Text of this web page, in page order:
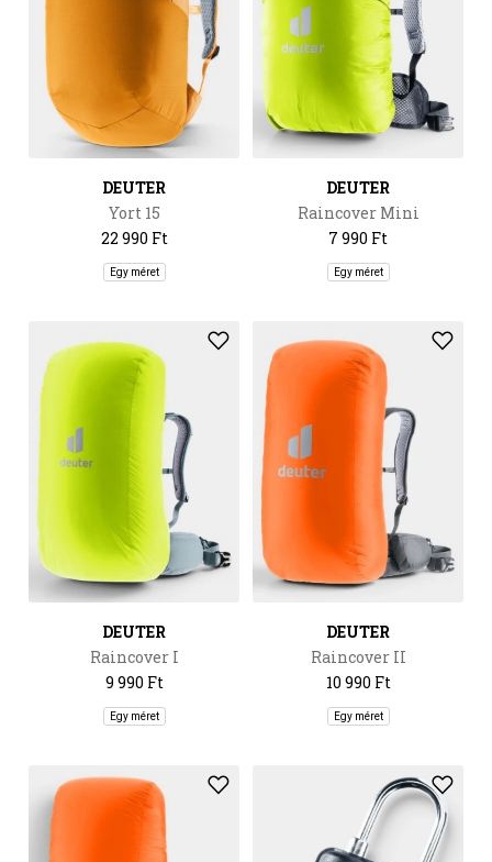
DEUTER
Yort 15
22 990 Ft
Egy méret
DEUTER
Raincover Mini
7 990 Ft
Egy méret
DEUTER
Raincover I
9 990 Ft
Egy méret
DEUTER
Raincover II
10 990 Ft
Egy méret